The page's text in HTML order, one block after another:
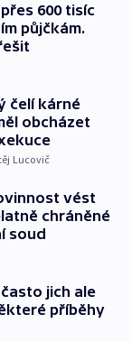
600 tisíc
půjčkám.
čelí kárné
obcházet
Lucovič
vést
chráněné
soud
jich ale
příběhy